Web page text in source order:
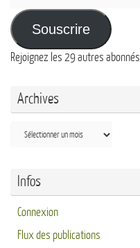
mail
Souscrire
Rejoignez les 29 autres abonnés
Archives
Archives
Infos
Connexion
Flux des publications